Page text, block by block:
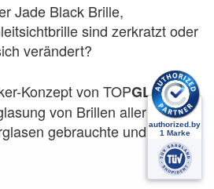
Jade BlackBrille,
sind zerkratzt oder
verändert?
Konzept von TOPGLAShat
von Brillen aller Art
gebrauchte und neue
unsere Spezialisierung auf
wir in Deutschland der